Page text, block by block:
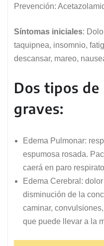
Prevención:
Síntomas iniciales:
taquipnea, insomnio,
descansar, mareo,
Dos tipos de
graves:
Edema Pulmonar:
espumosa rosada.
caerá en paro
Edema Cerebral:
disminución de la
caminar,
que puede llevar a la